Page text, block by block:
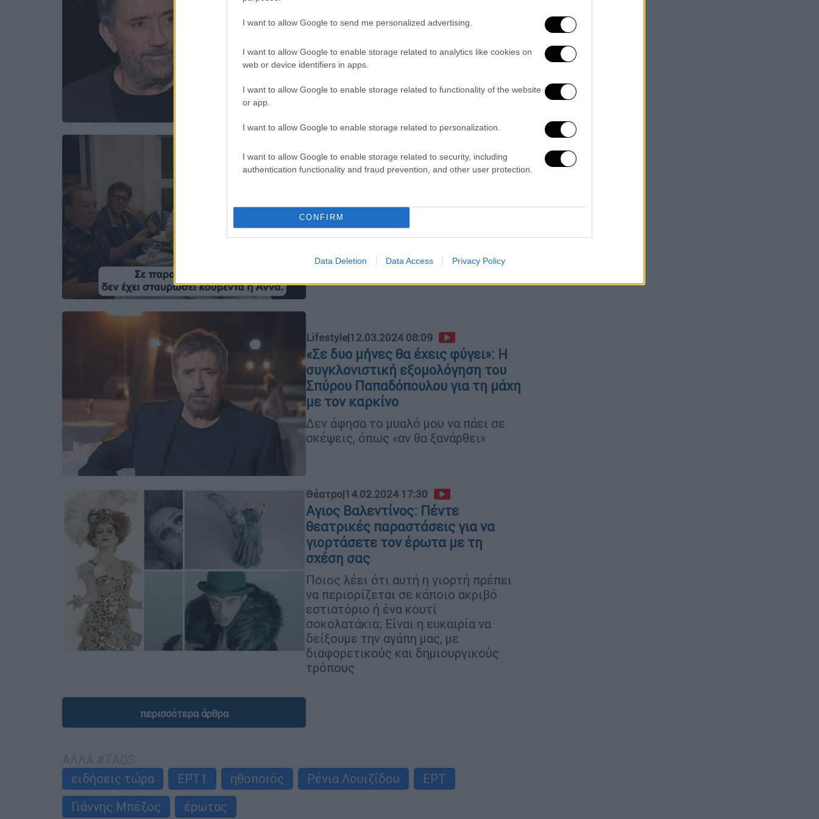
I want to allow Google to send me personalized advertising.
I want to allow Google to enable storage related to analytics like cookies on
web or device identifiers in apps.
I want to allow Google to enable storage related to functionality of the website
or app.
I want to allow Google to enable storage related to personalization.
I want to allow Google to enable storage related to security, including
authentication functionality and fraud prevention, and other user protection.
CONFIRM
Data Deletion Data Access Privacy Policy
έξαλλο αυτή η υποκρισία, δεν το
Η έκρηξη του ηθοποιού σχετικά με
Πολιτικό Παρασκήνιο|29.09.2024 11:09
Η Άννα Διαμαντοπούλου σε δείπνο
Φασουλή - Το χιουμοριστικό
βίντεο
φυτό όμως!»
Lifestyle|12.03.2024 08:09
«Σε δυο μήνες θα έχεις φύγει»: Η
συγκλονιστική εξομολόγηση του
Σπύρου Παπαδόπουλου για τη μάχη
με τον καρκίνο
Δεν άφησα το μυαλό μου να πάει σε
σκέψεις, όπως «αν θα ξανάρθει»
Θέατρο|14.02.2024 17:30
Αγιος Βαλεντίνος: Πέντε
θεατρικές παραστάσεις για να
γιορτάσετε τον έρωτα με τη
σχέση σας
Ποιος λέει ότι αυτή η γιορτή πρέπει
να περιορίζεται σε κάποιο ακριβό
εστιατόριο ή ένα κουτί
σοκολατάκια; Είναι η ευκαιρία να
δείξουμε την αγάπη μας, με
διαφορετικούς και δημιουργικούς
τρόπους
περισσότερα άρθρα
ειδήσεις τώρα
ΕΡΤ1 ηθοποιός Ρένια Λουιζίδου
ΕΡΤ
Γιάννης Μπέζος
έρωτας